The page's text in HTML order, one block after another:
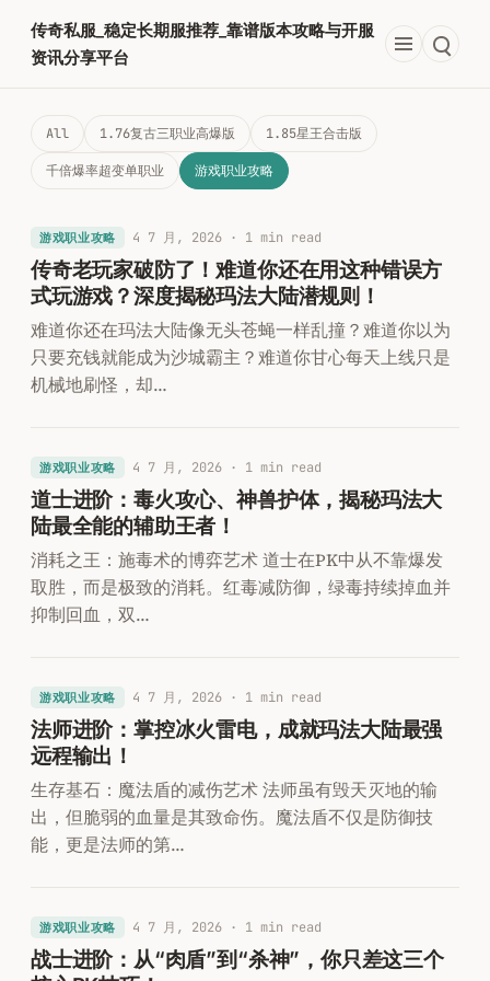
内
传奇私服_稳定长期服推荐_靠谱版本攻略与开服
资讯分享平台
All 1.76复古三职业高爆版 1.85星王合击版
千倍爆率超变单职业​ 游戏职业攻略
游戏职业攻略 4 7 月, 2026· 1 min read
传奇老玩家破防了！难道你还在用这种错误方
式玩游戏？深度揭秘玛法大陆潜规则！
难道你还在玛法大陆像无头苍蝇一样乱撞？难道你以为
只要充钱就能成为沙城霸主？难道你甘心每天上线只是
机械地刷怪，却…
游戏职业攻略 4 7 月, 2026· 1 min read
道士进阶：毒火攻心、神兽护体，揭秘玛法大
陆最全能的辅助王者！
消耗之王：施毒术的博弈艺术 道士在PK中从不靠爆发
取胜，而是极致的消耗。红毒减防御，绿毒持续掉血并
抑制回血，双…
游戏职业攻略 4 7 月, 2026· 1 min read
法师进阶：掌控冰火雷电，成就玛法大陆最强
远程输出！
生存基石：魔法盾的减伤艺术 法师虽有毁天灭地的输
出，但脆弱的血量是其致命伤。魔法盾不仅是防御技
能，更是法师的第…
游戏职业攻略 4 7 月, 2026· 1 min read
战士进阶：从“肉盾”到“杀神”，你只差这三个